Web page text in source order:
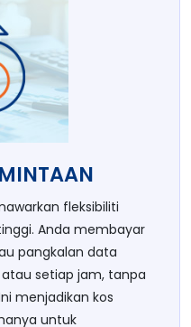
fleksibiliti
Anda membayar
pangkalan data
setiap jam, tanpa
menjadikan kos
untuk